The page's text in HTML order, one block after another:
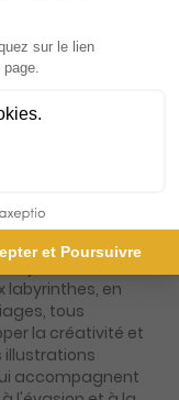
"PASSION
jeunes esprits
fascinant peuplé
une porte
la curiosité
un royaume où
fantastiques
jeux variés et
en
tous
la créativité et
illustrations
accompagnent